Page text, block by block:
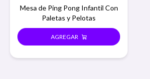
Mesa de Ping Pong Infantil Con
Paletas y Pelotas